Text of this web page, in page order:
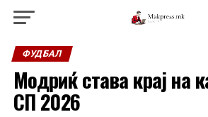
ФУДБАЛ
Модриќ става крај на
СП 2026